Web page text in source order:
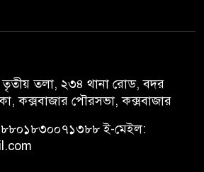
তৃতীয় তলা, ২৩৪ থানা রোড, বদর
কক্সবাজার পৌরসভা, কক্সবাজার
ই-মেইল: